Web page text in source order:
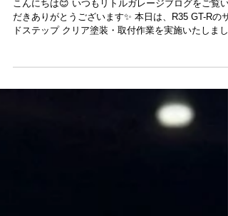
R35 GT-R サイドステップ クリア塗装＆取付
作業🚗✨
🚗✨ こちらのお客様は、長くご利用いただいている
別なお客様で、いつもご依頼いただき誠にありがと
ございます😊 今回はサイドステップのクリア塗装を
い、丁寧に仕上げた後、車両へ取り付け作業を実施